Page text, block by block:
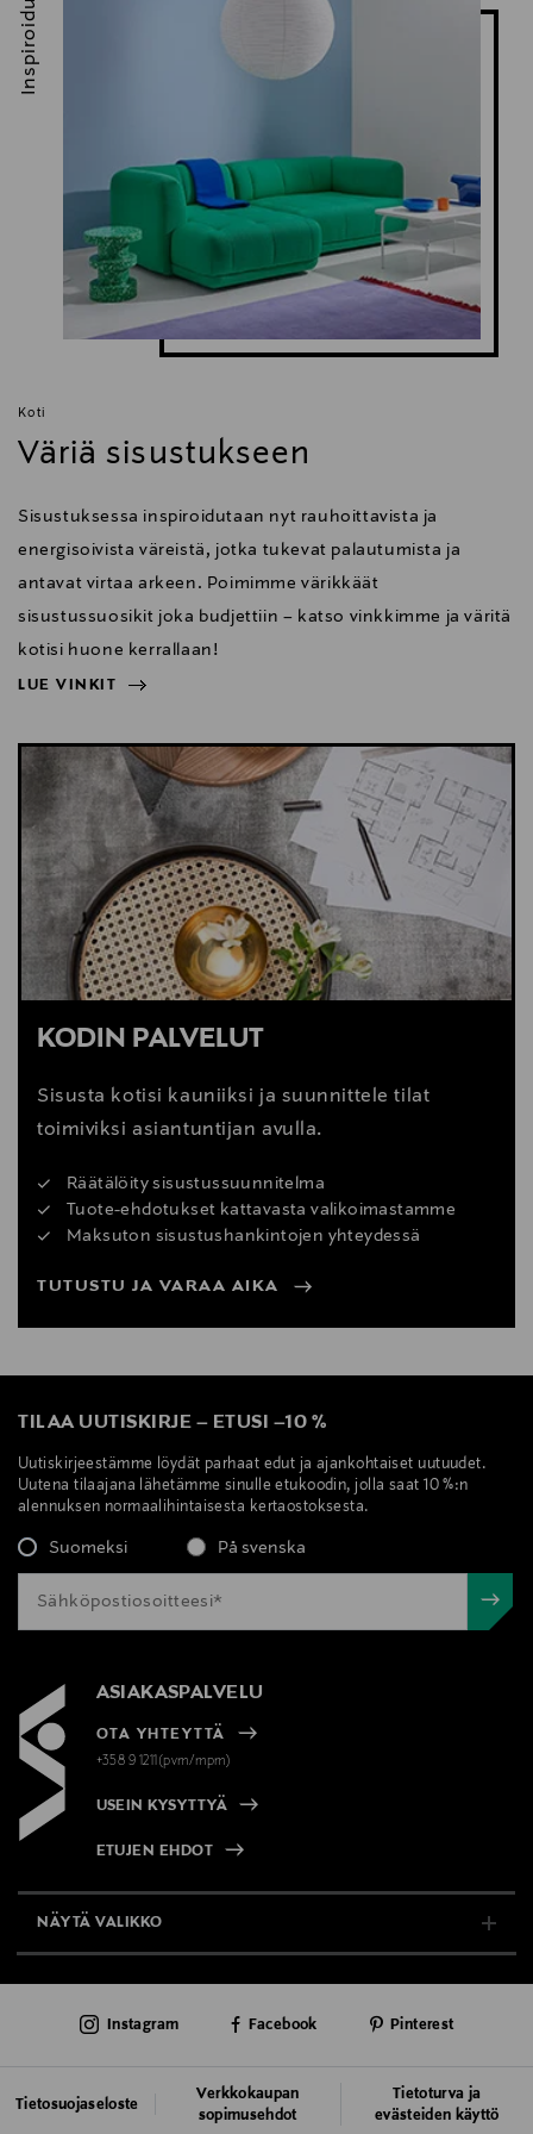
Koti
Väriä sisustukseen
Sisustuksessa inspiroidutaan nyt rauhoittavista ja
energisoivista väreistä, jotka tukevat palautumista ja
antavat virtaa arkeen. Poimimme värikkäät
sisustussuosikit joka budjettiin – katso vinkkimme ja väritä
kotisi huone kerrallaan!
LUE VINKIT
Inspiroidu
LUE VINKIT
KODIN PALVELUT
Sisusta kotisi kauniiksi ja suunnittele tilat
toimiviksi asiantuntijan avulla.
Räätälöity sisustussuunnitelma
Tuote-ehdotukset kattavasta valikoimastamme
Maksuton sisustushankintojen yhteydessä
TUTUSTU JA VARAA AIKA
TILAA UUTISKIRJE – ETUSI –10 %
Uutiskirjeestämme löydät parhaat edut ja ajankohtaiset uutuudet.
Uutena tilaajana lähetämme sinulle etukoodin, jolla saat 10 %:n
alennuksen normaalihintaisesta kertaostoksesta.
Suomeksi På svenska
ASIAKASPALVELU
OTA YHTEYTTÄ
+358 9 1211(pvm/mpm)
USEIN KYSYTTYÄ
ETUJEN EHDOT
NÄYTÄ VALIKKO
AJANKOHTAISTA
Tietosuojaseloste
Verkkokaupan
sopimusehdot
Tietoturva ja
evästeiden käyttö
Instagram Facebook Pinterest